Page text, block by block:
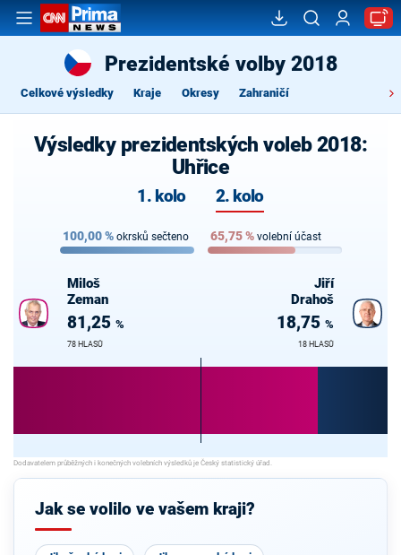
Prezidentské volby 2018
Celkové výsledky Kraje Okresy Zahraničí
Výsledky prezidentských voleb 2018:
Uhřice
1. kolo 2. kolo
100,00% okrsků sečteno 65,75% volební účast
Miloš
Zeman
81,25 %
78 HLASŮ
Jiří
Drahoš
18,75 %
18 HLASŮ
Jak se volilo ve vašem kraji?